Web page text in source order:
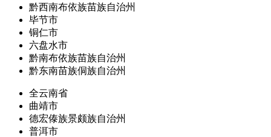
黔西南布依族苗族自治州
毕节市
铜仁市
六盘水市
黔南布依族苗族自治州
黔东南苗族侗族自治州
全云南省
曲靖市
德宏傣族景颇族自治州
普洱市